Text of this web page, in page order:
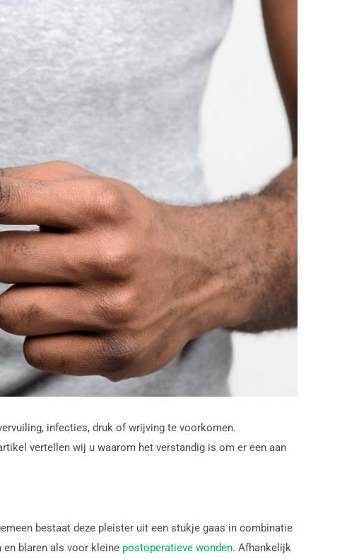
infecties, druk of wrijving te voorkomen.
vertellen wij u waarom het verstandig is om er een aan
bestaat deze pleister uit een stukje gaas in combinatie
blaren als voor kleine postoperatieve wonden. Afhankelijk